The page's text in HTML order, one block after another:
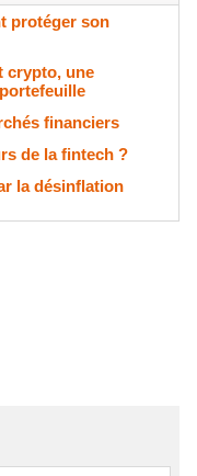
protéger son
crypto, une
financiers
de la fintech ?
la désinflation